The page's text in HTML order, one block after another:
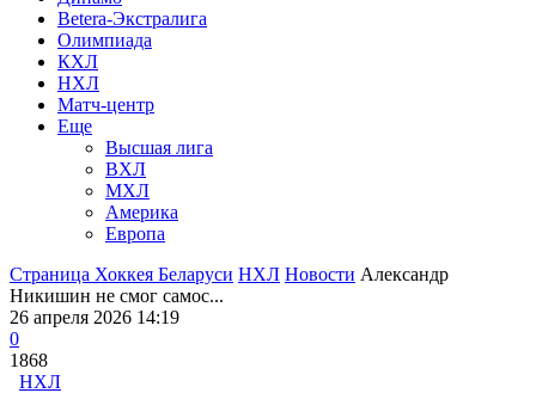
Betera-Экстралига
Олимпиада
КХЛ
НХЛ
Матч-центр
Еще
Высшая лига
ВХЛ
МХЛ
Америка
Европа
Страница Хоккея Беларуси НХЛ Новости Александр
Никишин не смог самос...
26 апреля 2026 14:19
0
1868
НХЛ